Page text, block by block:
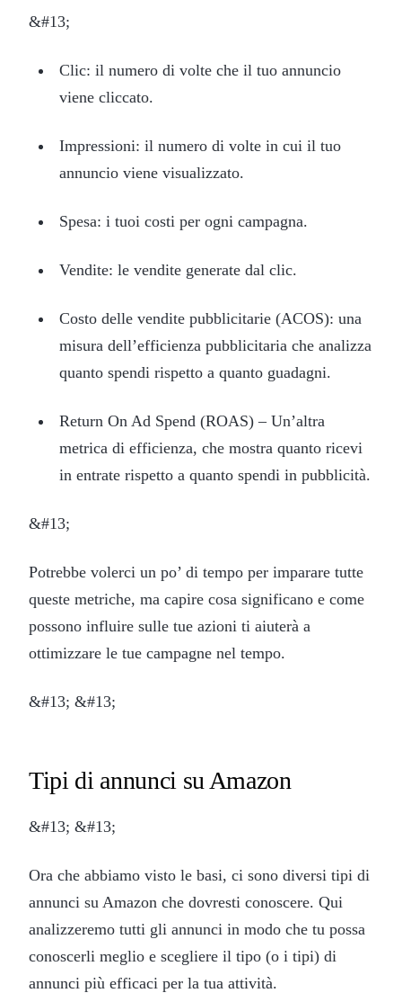
&#13;
Clic: il numero di volte che il tuo annuncio
viene cliccato.
Impressioni: il numero di volte in cui il tuo
annuncio viene visualizzato.
Spesa: i tuoi costi per ogni campagna.
Vendite: le vendite generate dal clic.
Costo delle vendite pubblicitarie (ACOS): una
misura dell’efficienza pubblicitaria che analizza
quanto spendi rispetto a quanto guadagni.
Return On Ad Spend (ROAS) – Un’altra
metrica di efficienza, che mostra quanto ricevi
in entrate rispetto a quanto spendi in pubblicità.
&#13;
Potrebbe volerci un po’ di tempo per imparare tutte
queste metriche, ma capire cosa significano e come
possono influire sulle tue azioni ti aiuterà a
ottimizzare le tue campagne nel tempo.
&#13; &#13;
Tipi di annunci su Amazon
&#13; &#13;
Ora che abbiamo visto le basi, ci sono diversi tipi di
annunci su Amazon che dovresti conoscere. Qui
analizzeremo tutti gli annunci in modo che tu possa
conoscerli meglio e scegliere il tipo (o i tipi) di
annunci più efficaci per la tua attività.